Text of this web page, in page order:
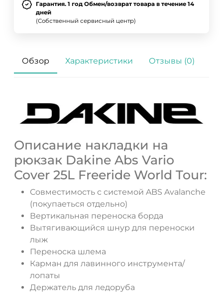
Гарантия. 1 год Обмен/возврат товара в течение 14
дней
(Собственный сервисный центр)
Обзор Характеристики Отзывы (0)
Описание накладки на
рюкзак Dakine Abs Vario
Cover 25L Freeride World Tour:
Совместимость с системой ABS Avalanche
(покупаеться отдельно)
Вертикальная переноска борда
Вытягивающийся шнур для переноски
лыж
Переноска шлема
Карман для лавинного инструмента/
лопаты
Держатель для ледоруба
ДА НЕТ